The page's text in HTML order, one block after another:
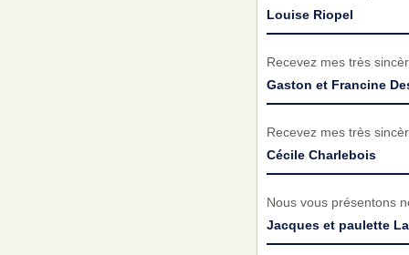
Louise Riopel
Recevez mes très
Gaston et Francine
Recevez mes très
Cécile Charlebois
Nous vous présentons
Jacques et paulette